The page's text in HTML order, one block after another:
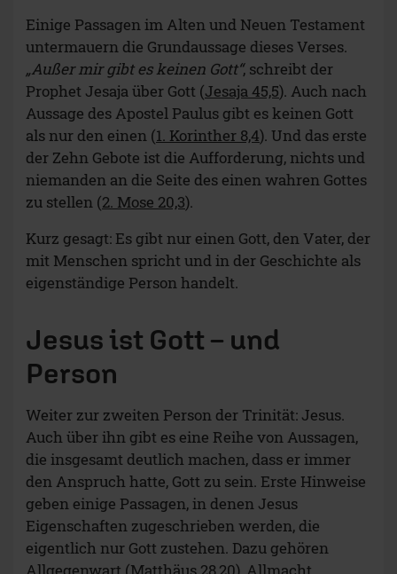
Einige Passagen im Alten und Neuen Testament
untermauern die Grundaussage dieses Verses.
„Außer mir gibt es keinen Gott“, schreibt der
Prophet Jesaja über Gott (Jesaja 45,5). Auch nach
Aussage des Apostel Paulus gibt es keinen Gott
als nur den einen (1. Korinther 8,4). Und das erste
der Zehn Gebote ist die Aufforderung, nichts und
niemanden an die Seite des einen wahren Gottes
zu stellen (2. Mose 20,3).
Kurz gesagt: Es gibt nur einen Gott, den Vater, der
mit Menschen spricht und in der Geschichte als
eigenständige Person handelt.
Jesus ist Gott – und
Person
Weiter zur zweiten Person der Trinität: Jesus.
Auch über ihn gibt es eine Reihe von Aussagen,
die insgesamt deutlich machen, dass er immer
den Anspruch hatte, Gott zu sein. Erste Hinweise
geben einige Passagen, in denen Jesus
Eigenschaften zugeschrieben werden, die
eigentlich nur Gott zustehen. Dazu gehören